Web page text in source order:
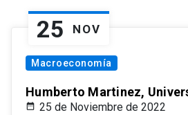
25 NOV
Macroeconomía
Humberto Martinez,
25 de Noviembre de 2022